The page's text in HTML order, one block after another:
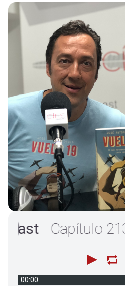
- Capítulo 213 -
00:00